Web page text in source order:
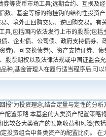
等货币市场工具;远期合约、互换及
数、基金等标的物挂钩的结构性投资
、境外正回购交易、逆回购交易。
具,包括国内依法发行上市的股票(包
、企业债、公司债、政府支持债券
券)、可交换债券)、资产支持证券、
股票期权以及法律法规或中国证监会
种,基金管理人在履行适当程序后,可以
报”为投资理念,结合定量与定性的分
置策略 本基金的大类资产配置策略
较各大类资产的预期收益和风险(包
投资组合中各类资产的配置比例。